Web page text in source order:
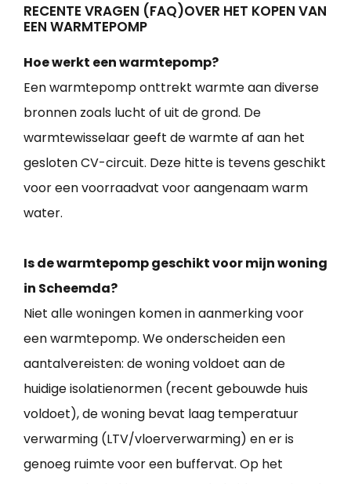
RECENTE VRAGEN (FAQ)OVER HET KOPEN VAN
EEN WARMTEPOMP
Hoe werkt een warmtepomp?
Een warmtepomp onttrekt warmte aan diverse
bronnen zoals lucht of uit de grond. De
warmtewisselaar geeft de warmte af aan het
gesloten CV-circuit. Deze hitte is tevens geschikt
voor een voorraadvat voor aangenaam warm
water.
Is de warmtepomp geschikt voor mijn woning
in Scheemda?
Niet alle woningen komen in aanmerking voor
een warmtepomp. We onderscheiden een
aantalvereisten: de woning voldoet aan de
huidige isolatienormen (recent gebouwde huis
voldoet), de woning bevat laag temperatuur
verwarming (LTV/vloerverwarming) en er is
genoeg ruimte voor een buffervat. Op het